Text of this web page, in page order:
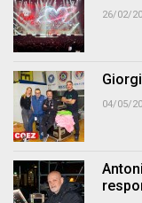
26/02/
04/05/